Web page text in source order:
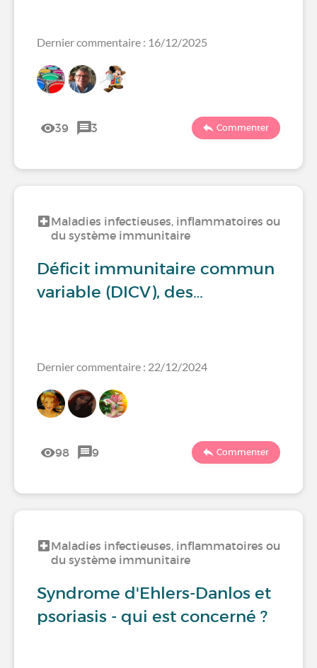
Dernier commentaire : 16/12/2025
39 3 Commenter
Maladies infectieuses, inflammatoires ou
du système immunitaire
Déficit immunitaire commun
variable (DICV), des…
Dernier commentaire : 22/12/2024
98 9 Commenter
Maladies infectieuses, inflammatoires ou
du système immunitaire
Syndrome d'Ehlers-Danlos et
psoriasis - qui est concerné ?